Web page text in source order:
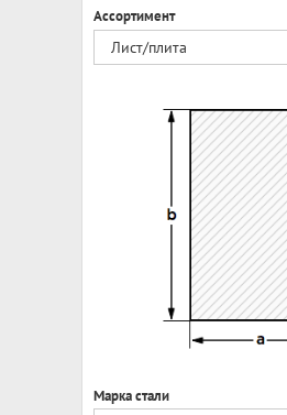
Ассортимент
Лист/плита
Марка стали